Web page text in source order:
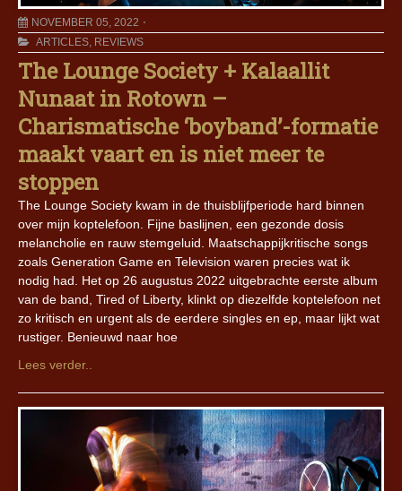
NOVEMBER 05, 2022
ARTICLES, REVIEWS
The Lounge Society + Kalaallit
Nunaat in Rotown –
Charismatische ‘boyband’-formatie
maakt vaart en is niet meer te
stoppen
The Lounge Society kwam in de thuisblijfperiode hard binnen
over mijn koptelefoon. Fijne baslijnen, een gezonde dosis
melancholie en rauw stemgeluid. Maatschappijkritische songs
zoals Generation Game en Television waren precies wat ik
nodig had. Het op 26 augustus 2022 uitgebrachte eerste album
van de band, Tired of Liberty, klinkt op diezelfde koptelefoon net
zo kritisch en urgent als de eerdere singles en ep, maar lijkt wat
rustiger. Benieuwd naar hoe
Lees verder..